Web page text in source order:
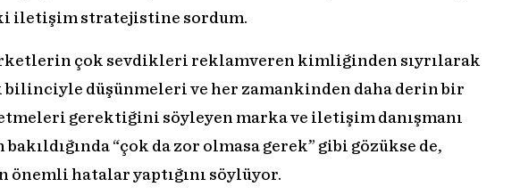
iletişim stratejistine sordum.
çok sevdikleri reklamveren kimliğinden sıyrılarak
bilinciyle düşünmeleri ve her zamankinden daha derin bir
gerektiğini söyleyen marka ve iletişim danışmanı
bakıldığında “çok da zor olmasa gerek” gibi gözükse de,
önemli hatalar yaptığını söylüyor.